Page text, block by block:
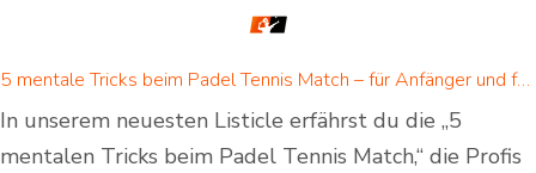
5 mentale Tricks beim Padel Tennis Match – für Anfänger und fortgeschrittene Padelspieler
In unserem neuesten Listicle erfährst du die „5
mentalen Tricks beim Padel Tennis Match,“ die Profis